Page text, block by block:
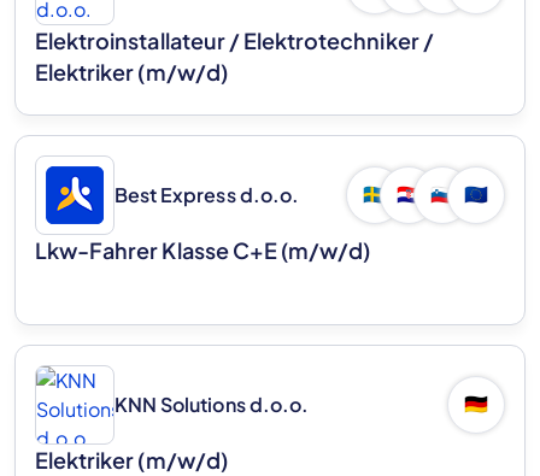
Elektroinstallateur / Elektrotechniker /
Elektriker (m/w/d)
Best Express d.o.o. 🇸🇪 🇭🇷 🇸🇮 🇪🇺
Lkw-Fahrer Klasse C+E (m/w/d)
KNN Solutions d.o.o. 🇩🇪
Elektriker (m/w/d)